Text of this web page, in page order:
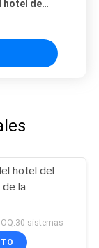
hotel de
hotel del
la
sistemas